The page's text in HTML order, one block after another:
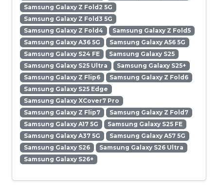
Samsung Galaxy Z Fold2 5G
Samsung Galaxy Z Fold3 5G
Samsung Galaxy Z Fold4
Samsung Galaxy Z Fold5
Samsung Galaxy A36 5G
Samsung Galaxy A56 5G
Samsung Galaxy S24 FE
Samsung Galaxy S25
Samsung Galaxy S25 Ultra
Samsung Galaxy S25+
Samsung Galaxy Z Flip6
Samsung Galaxy Z Fold6
Samsung Galaxy S25 Edge
Samsung Galaxy XCover7 Pro
Samsung Galaxy Z Flip7
Samsung Galaxy Z Fold7
Samsung Galaxy A17 5G
Samsung Galaxy S25 FE
Samsung Galaxy A37 5G
Samsung Galaxy A57 5G
Samsung Galaxy S26
Samsung Galaxy S26 Ultra
Samsung Galaxy S26+